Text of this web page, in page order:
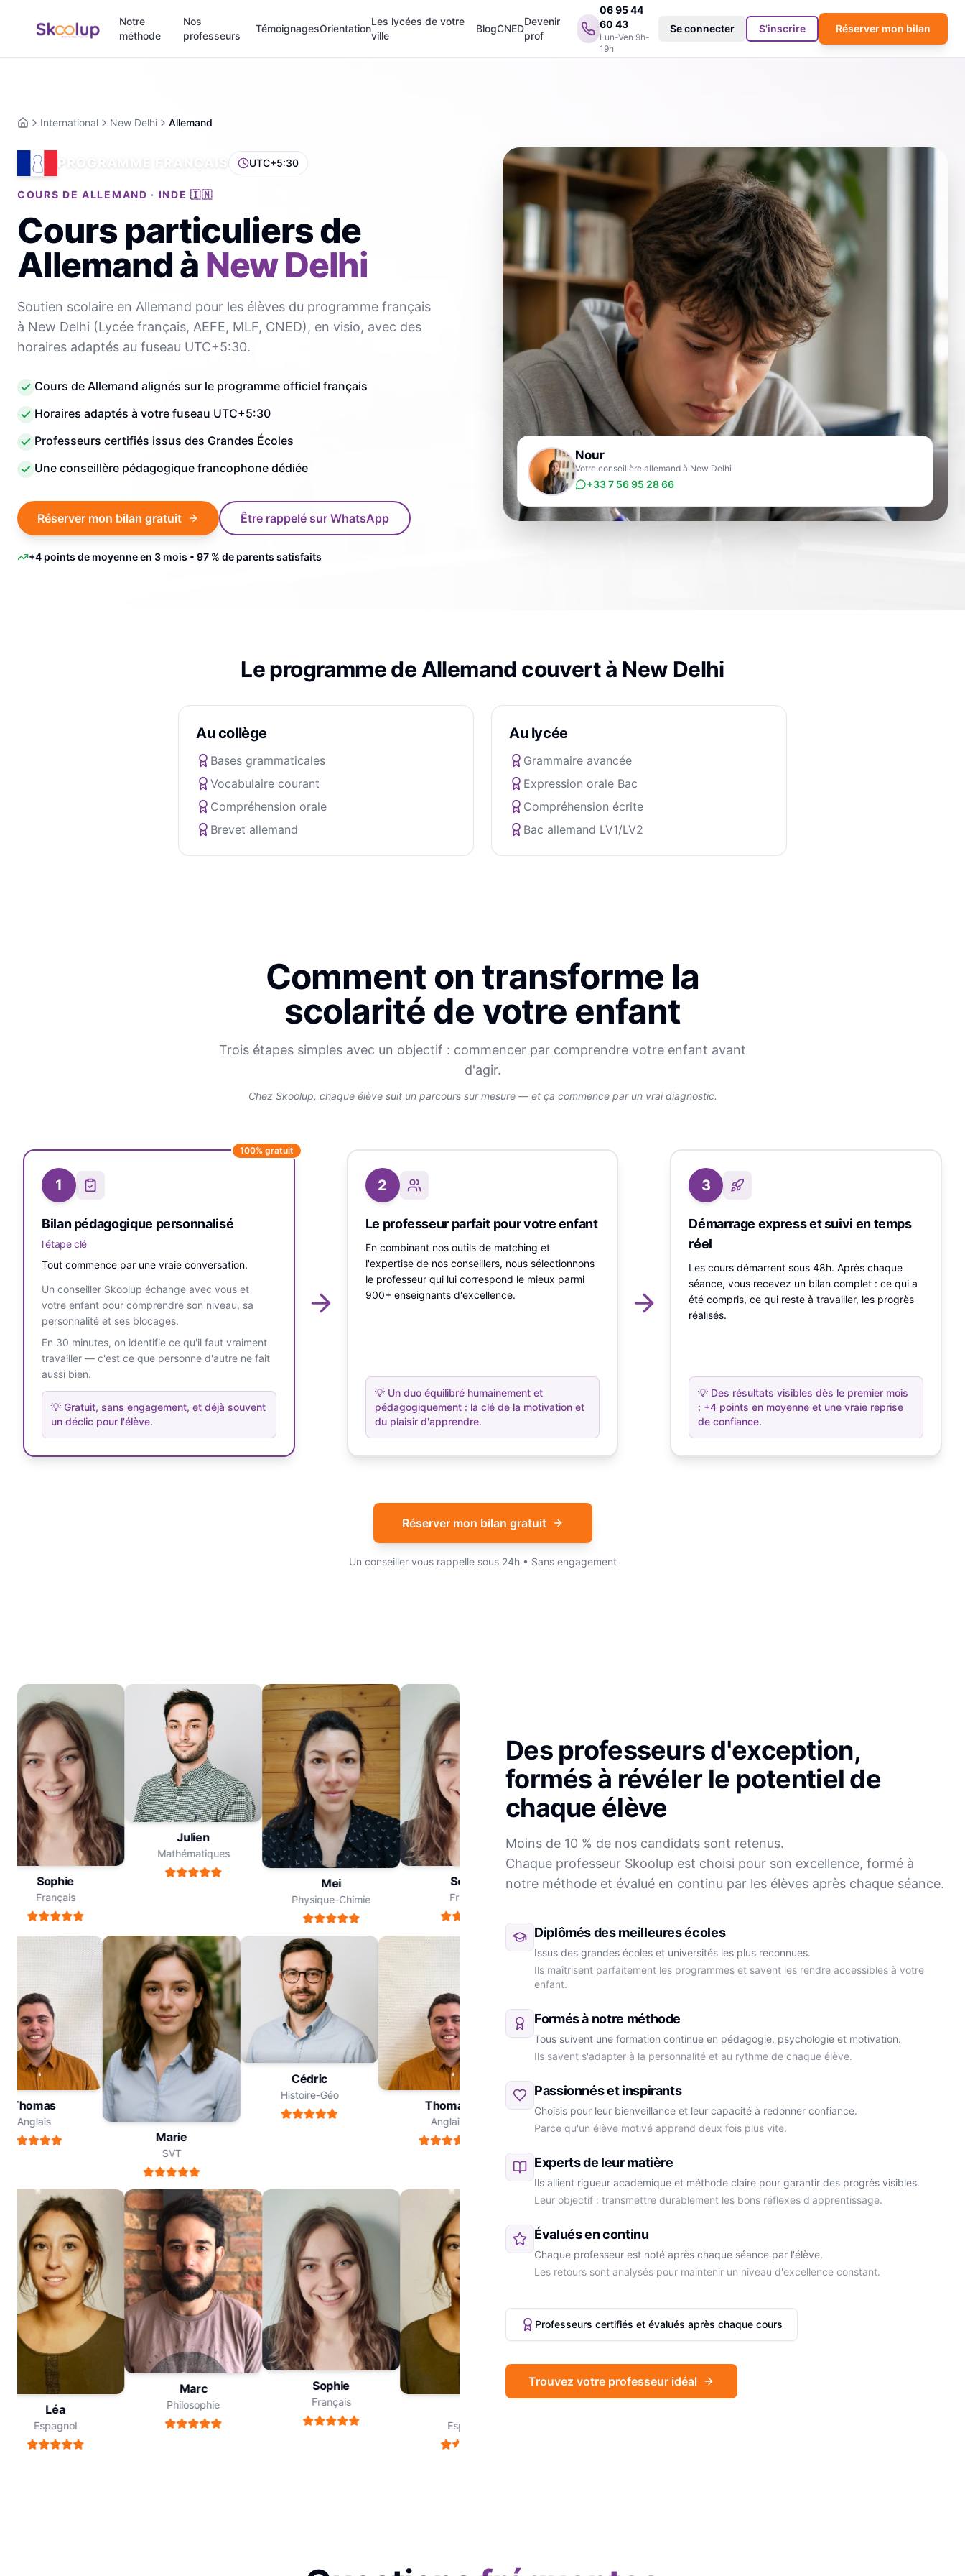
Notre
méthode
Nos
professeurs
TémoignagesOrientation
Les lycées de votre
ville
BlogCNED
Devenir
prof
06 95 44
60 43
Lun-Ven 9h-
19h
Se connecter S'inscrire Réserver mon bilan
AccueilInternational New Delhi Allemand
PROGRAMME FRANÇAIS UTC+5:30
COURS DE ALLEMAND · INDE 🇮🇳
Cours particuliers de
Allemandà New Delhi
Soutien scolaire en Allemand pour les élèves du programme français
à New Delhi (Lycée français, AEFE, MLF, CNED), en visio, avec des
horaires adaptés au fuseau UTC+5:30.
Cours de Allemand alignés sur le programme officiel français
Horaires adaptés à votre fuseau UTC+5:30
Professeurs certifiés issus des Grandes Écoles
Une conseillère pédagogique francophone dédiée
Réserver mon bilan gratuit Être rappelé sur WhatsApp
+4 points de moyenne en 3 mois • 97 % de parents satisfaits
Nour
Votre conseillère allemand à New Delhi
+33 7 56 95 28 66
Le programme de Allemand couvert à New Delhi
Au collège
Bases grammaticales
Vocabulaire courant
Compréhension orale
Brevet allemand
Au lycée
Grammaire avancée
Expression orale Bac
Compréhension écrite
Bac allemand LV1/LV2
Comment on transforme la
scolarité de votre enfant
Trois étapes simples avec un objectif : commencer par comprendre votre enfant avant
d'agir.
Chez Skoolup, chaque élève suit un parcours sur mesure — et ça commence par un vrai diagnostic.
100% gratuit
1
Bilan pédagogique personnalisé
l'étape clé
Tout commence par une vraie conversation.
Un conseiller Skoolup échange avec vous et
votre enfant pour comprendre son niveau, sa
personnalité et ses blocages.
En 30 minutes, on identifie ce qu'il faut vraiment
travailler — c'est ce que personne d'autre ne fait
aussi bien.
💡 Gratuit, sans engagement, et déjà souvent
un déclic pour l'élève.
2
Le professeur parfait pour votre enfant
En combinant nos outils de matching et
l'expertise de nos conseillers, nous sélectionnons
le professeur qui lui correspond le mieux parmi
900+ enseignants d'excellence.
💡 Un duo équilibré humainement et
pédagogiquement : la clé de la motivation et
du plaisir d'apprendre.
3
Démarrage express et suivi en temps
réel
Les cours démarrent sous 48h. Après chaque
séance, vous recevez un bilan complet : ce qui a
été compris, ce qui reste à travailler, les progrès
réalisés.
💡 Des résultats visibles dès le premier mois
: +4 points en moyenne et une vraie reprise
de confiance.
Réserver mon bilan gratuit
Un conseiller vous rappelle sous 24h • Sans engagement
Sophie
Français
Julien
Mathématiques
Mei
Physique-Chimie
Sophie
Français
Julien
Mei Sophie
Thomas
Anglais
Marie
SVT
Cédric
Histoire-Géo
Thomas
Anglais
Marie
Léa
Espagnol
Marc
Philosophie
Sophie
Français
Espagnol
Marc
Français
Des professeurs d'exception,
formés à révéler le potentiel de
chaque élève
Moins de 10 % de nos candidats sont retenus.
Chaque professeur Skoolup est choisi pour son excellence, formé à
notre méthode et évalué en continu par les élèves après chaque séance.
Diplômés des meilleures écoles
Issus des grandes écoles et universités les plus reconnues.
Ils maîtrisent parfaitement les programmes et savent les rendre accessibles à votre
enfant.
Formés à notre méthode
Tous suivent une formation continue en pédagogie, psychologie et motivation.
Ils savent s'adapter à la personnalité et au rythme de chaque élève.
Passionnés et inspirants
Choisis pour leur bienveillance et leur capacité à redonner confiance.
Parce qu'un élève motivé apprend deux fois plus vite.
Experts de leur matière
Ils allient rigueur académique et méthode claire pour garantir des progrès visibles.
Leur objectif : transmettre durablement les bons réflexes d'apprentissage.
Évalués en continu
Chaque professeur est noté après chaque séance par l'élève.
Les retours sont analysés pour maintenir un niveau d'excellence constant.
Professeurs certifiés et évalués après chaque cours
Trouvez votre professeur idéal